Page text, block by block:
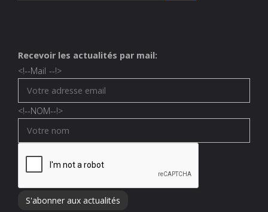
Recevoir les actualités par mail:
<!--Mail --!>
<!--NOM--!>